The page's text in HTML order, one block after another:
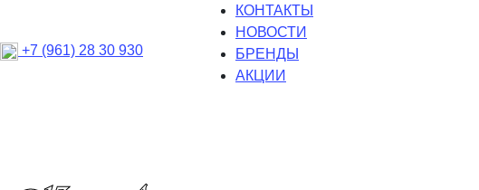
+7 (961) 28 30 930
КОНТАКТЫ
НОВОСТИ
БРЕНДЫ
АКЦИИ